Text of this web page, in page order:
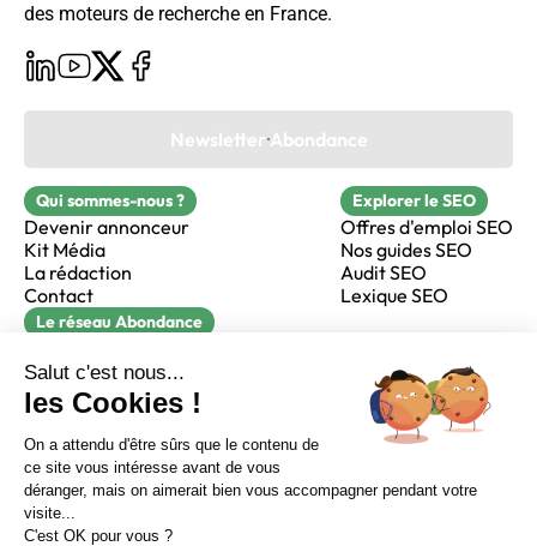
Sur LinkedIn Sur Youtube
Sur X Sur Facebook
des moteurs de recherche en France.
Newsletter Abondance
Qui sommes-nous ?
Devenir annonceur
Kit Média
La rédaction
Contact
Explorer le SEO
Offres d'emploi SEO
Nos guides SEO
Audit SEO
Lexique SEO
Le réseau Abondance
Réacteur
alfie formation